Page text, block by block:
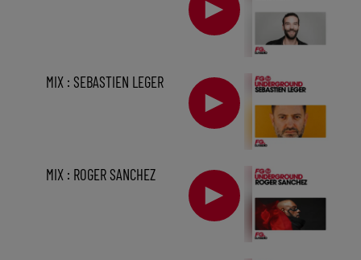
MIX : SEBASTIEN LEGER
MIX : ROGER SANCHEZ